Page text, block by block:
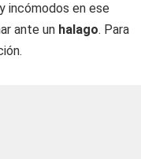
incómodos en ese
ante un halago. Para